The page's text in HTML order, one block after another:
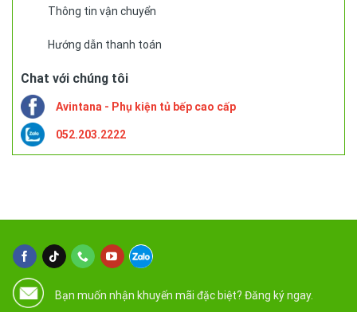
Thông tin vận chuyển
Hướng dẫn thanh toán
Chat với chúng tôi
Avintana - Phụ kiện tủ bếp cao cấp
052.203.2222
Bạn muốn nhận khuyến mãi đặc biệt? Đăng ký ngay.